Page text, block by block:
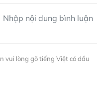
vui lòng gõ tiếng Việt có dấu